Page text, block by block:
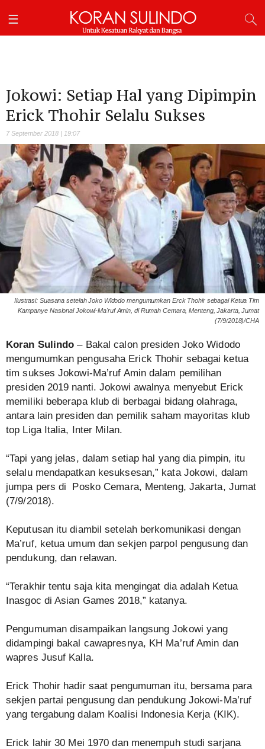
Jokowi: Setiap Hal yang Dipimpin
Erick Thohir Selalu Sukses
7 September 2018 | 19:07
Ilustrasi: Suasana setelah Joko Widodo mengumumkan Erck Thohir sebagai Ketua Tim
Kampanye Nasional Jokowi-Ma'ruf Amin, di Rumah Cemara, Menteng, Jakarta, Jumat
(7/9/2018)/CHA
Koran Sulindo – Bakal calon presiden Joko Widodo
mengumumkan pengusaha Erick Thohir sebagai ketua
tim sukses Jokowi-Ma’ruf Amin dalam pemilihan
presiden 2019 nanti. Jokowi awalnya menyebut Erick
memiliki beberapa klub di berbagai bidang olahraga,
antara lain presiden dan pemilik saham mayoritas klub
top Liga Italia, Inter Milan.
“Tapi yang jelas, dalam setiap hal yang dia pimpin, itu
selalu mendapatkan kesuksesan,” kata Jokowi, dalam
jumpa pers di Posko Cemara, Menteng, Jakarta, Jumat
(7/9/2018).
Keputusan itu diambil setelah berkomunikasi dengan
Ma’ruf, ketua umum dan sekjen parpol pengusung dan
pendukung, dan relawan.
“Terakhir tentu saja kita mengingat dia adalah Ketua
Inasgoc di Asian Games 2018,” katanya.
Pengumuman disampaikan langsung Jokowi yang
didampingi bakal cawapresnya, KH Ma’ruf Amin dan
wapres Jusuf Kalla.
Erick Thohir hadir saat pengumuman itu, bersama para
sekjen partai pengusung dan pendukung Jokowi-Ma’ruf
yang tergabung dalam Koalisi Indonesia Kerja (KIK).
Erick lahir 30 Mei 1970 dan menempuh studi sarjana